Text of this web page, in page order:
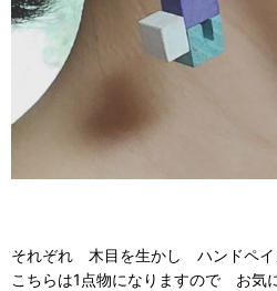
それぞれ 木目を生かし ハンドペイ
こちらは1点物になりますので お気